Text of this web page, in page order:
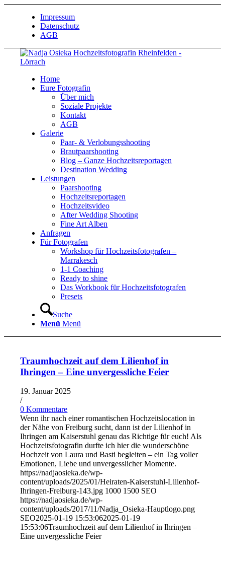
Impressum
Datenschutz
AGB
Home
Eure Fotografin
Über mich
Soziale Projekte
Kontakt
AGB
Galerie
Paar- & Verlobungsshooting
Brautpaarshooting
Blog – Ganze Hochzeitsreportagen
Destination Wedding
Leistungen
Paarshooting
Hochzeitsreportagen
Hochzeitsvideo
After Wedding Shooting
Fine Art Alben
Anfragen
Für Fotografen
Workshop für Hochzeitsfotografen –
Marrakesch
1-1 Coaching
Ready to shine
Das Workbook für Hochzeitsfotografen
Presets
Suche
Menü Menü
Traumhochzeit auf dem Lilienhof in
Ihringen – Eine unvergessliche Feier
19. Januar 2025
/
0 Kommentare
Wenn ihr nach einer romantischen Hochzeitslocation in
der Nähe von Freiburg sucht, dann ist der Lilienhof in
Ihringen am Kaiserstuhl genau das Richtige für euch! Als
Hochzeitsfotografin durfte ich hier die wunderschöne
Hochzeit von Laura und Basti begleiten – ein Tag voller
Emotionen, Liebe und unvergesslicher Momente.
https://nadjaosieka.de/wp-
content/uploads/2025/01/Heiraten-Kaiserstuhl-Lilienhof-
Ihringen-Freiburg-143.jpg 1000 1500 SEO
https://nadjaosieka.de/wp-
content/uploads/2017/11/Nadja_Osieka-Hauptlogo.png
SEO2025-01-19 15:53:062025-01-19
15:53:06Traumhochzeit auf dem Lilienhof in Ihringen –
Eine unvergessliche Feier